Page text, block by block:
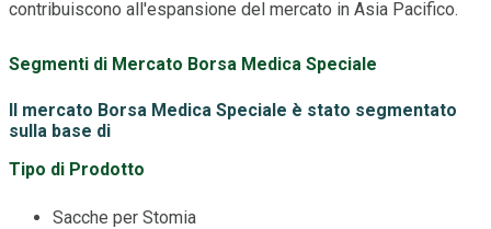
contribuiscono all'espansione del mercato in Asia Pacifico.
Segmenti di Mercato Borsa Medica Speciale
Il mercato Borsa Medica Speciale è stato segmentato
sulla base di
Tipo di Prodotto
Sacche per Stomia